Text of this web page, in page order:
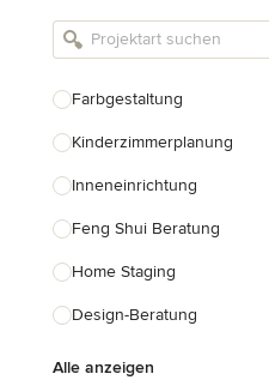
Armaturen & Sanitärbedarf
Einbauschränke
Farbgestaltung
Kinderzimmerplanung
Inneneinrichtung
Feng Shui Beratung
Home Staging
Design-Beratung
Alle anzeigen